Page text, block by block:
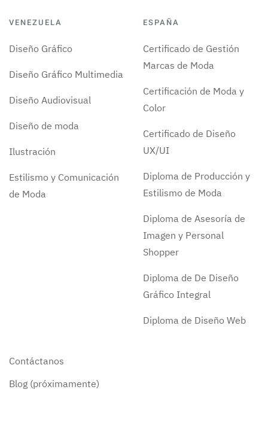
VENEZUELA
Diseño Gráfico
Diseño Gráfico Multimedia
Diseño Audiovisual
Diseño de moda
Ilustración
Estilismo y Comunicación
de Moda
ESPAÑA
Certificado de Gestión
Marcas de Moda
Certificación de Moda y
Color
Certificado de Diseño
UX/UI
Diploma de Producción y
Estilismo de Moda
Diploma de Asesoría de
Imagen y Personal
Shopper
Diploma de De Diseño
Gráfico Integral
Diploma de Diseño Web
Contáctanos
Blog (próximamente)